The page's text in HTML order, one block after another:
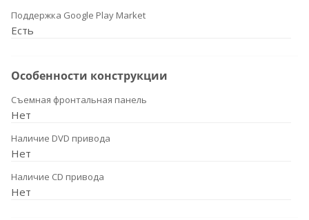
Поддержка Google Play Market
Есть
Особенности конструкции
Съемная фронтальная панель
Нет
Наличие DVD привода
Нет
Наличие CD привода
Нет